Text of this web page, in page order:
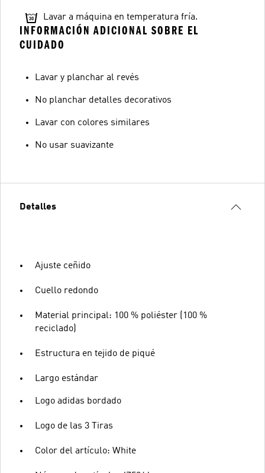
Lavar a máquina en temperatura fría.
INFORMACIÓN ADICIONAL SOBRE EL
CUIDADO
Lavar y planchar al revés
No planchar detalles decorativos
Lavar con colores similares
No usar suavizante
Detalles
Ajuste ceñido
Cuello redondo
Material principal: 100 % poliéster (100 %
reciclado)
Estructura en tejido de piqué
Largo estándar
Logo adidas bordado
Logo de las 3 Tiras
Color del artículo: White